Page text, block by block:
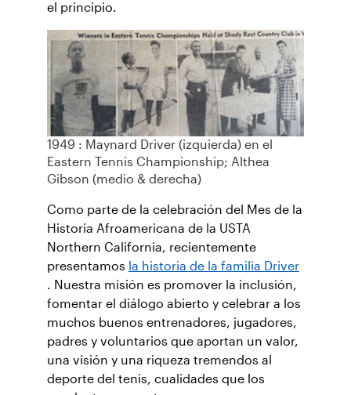
el principio.
1949 : Maynard Driver (izquierda) en el
Eastern Tennis Championship; Althea
Gibson (medio & derecha)
Como parte de la celebración del Mes de la
Historia Afroamericana de la USTA
Northern California, recientemente
presentamos la historia de la familia Driver
. Nuestra misión es promover la inclusión,
fomentar el diálogo abierto y celebrar a los
muchos buenos entrenadores, jugadores,
padres y voluntarios que aportan un valor,
una visión y una riqueza tremendos al
deporte del tenis, cualidades que los